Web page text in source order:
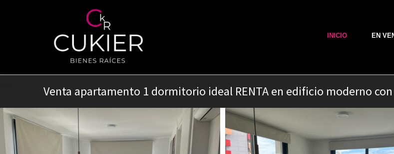
INICIO EN
Venta apartamento 1 dormitorio ideal RENTA en edificio moderno